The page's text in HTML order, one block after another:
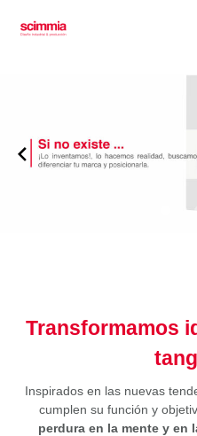
Transformamos
Inspirados en las nuevas
cumplen su función y
perdura en la mente y en